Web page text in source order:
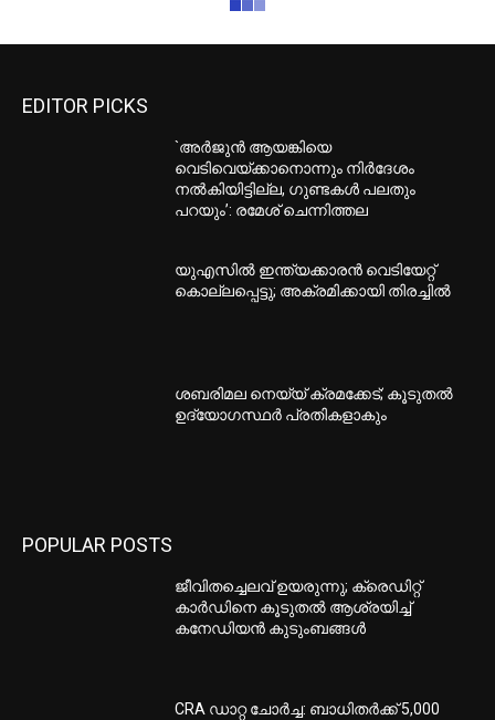
EDITOR PICKS
`അര്‍ജുന്‍ ആയങ്കിയെ
വെടിവെയ്ക്കാനൊന്നും നിര്‍ദേശം
നല്‍കിയിട്ടില്ല, ഗുണ്ടകള്‍ പലതും
പറയും’: രമേശ് ചെന്നിത്തല
യുഎസില്‍ ഇന്ത്യക്കാരന്‍ വെടിയേറ്റ്
കൊല്ലപ്പെട്ടു; അക്രമിക്കായി തിരച്ചില്‍
ശബരിമല നെയ്യ് ക്രമക്കേട്; കൂടുതല്‍
ഉദ്യോഗസ്ഥര്‍ പ്രതികളാകും
POPULAR POSTS
ജീവിതച്ചെലവ് ഉയരുന്നു; ക്രെഡിറ്റ്
കാർഡിനെ കൂടുതൽ ആശ്രയിച്ച്
കനേഡിയൻ കുടുംബങ്ങൾ
CRA ഡാറ്റ ചോർച്ച: ബാധിതർക്ക് 5,000